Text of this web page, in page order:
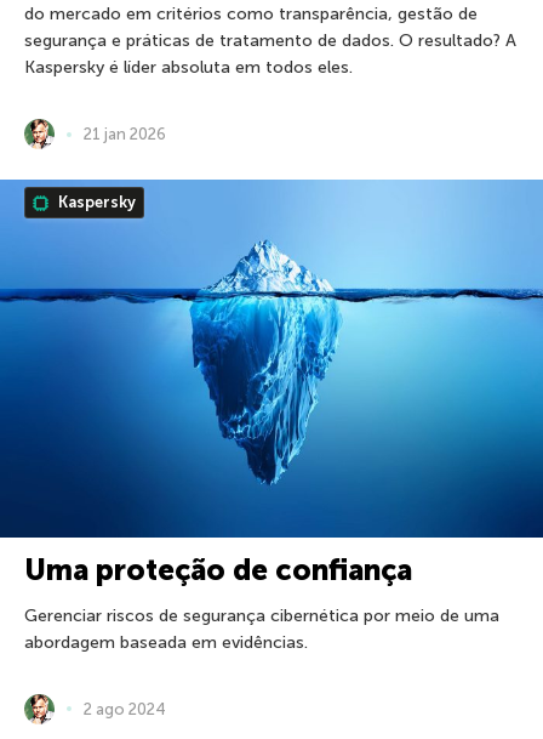
do mercado em critérios como transparência, gestão de
segurança e práticas de tratamento de dados. O resultado? A
Kaspersky é líder absoluta em todos eles.
21 jan 2026
Kaspersky
Uma proteção de confiança
Gerenciar riscos de segurança cibernética por meio de uma
abordagem baseada em evidências.
2 ago 2024